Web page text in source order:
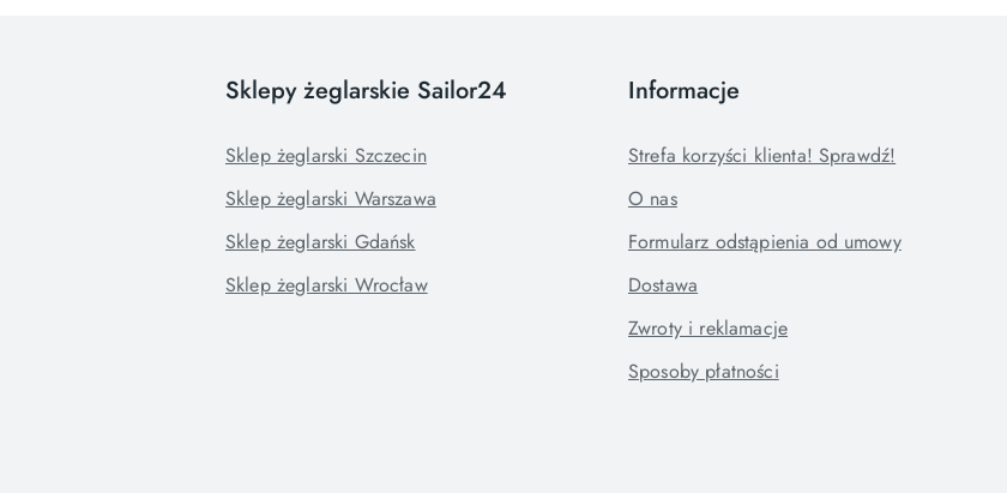
Sklepy żeglarskie Sailor24
Sklep żeglarski Szczecin
Sklep żeglarski Warszawa
Sklep żeglarski Gdańsk
Sklep żeglarski Wrocław
Informacje
Strefa korzyści klienta! Sprawdź!
O nas
Formularz odstąpienia od umowy
Dostawa
Zwroty i reklamacje
Sposoby płatności